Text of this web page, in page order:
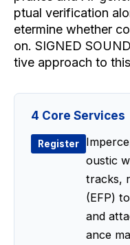
ptual verification
etermine whether
on. SIGNED
tive approach to
4 Core Services
Register
oustic
tracks,
(EFP)
and
ance